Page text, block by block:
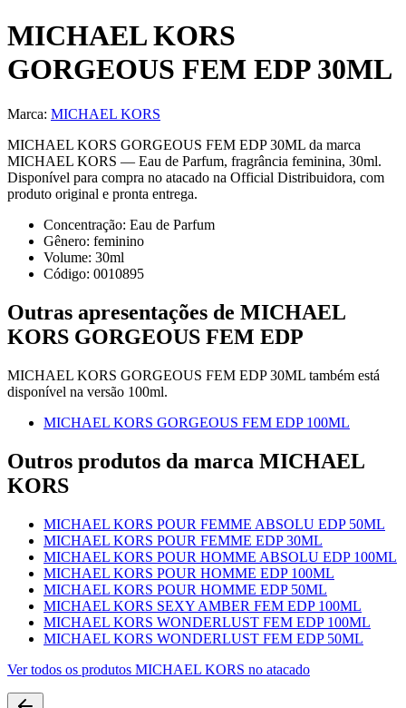
MICHAEL KORS
GORGEOUS FEM EDP 30ML
Marca: MICHAEL KORS
MICHAEL KORS GORGEOUS FEM EDP 30ML da marca
MICHAEL KORS — Eau de Parfum, fragrância feminina, 30ml.
Disponível para compra no atacado na Official Distribuidora, com
produto original e pronta entrega.
Concentração: Eau de Parfum
Gênero: feminino
Volume: 30ml
Código: 0010895
Outras apresentações de MICHAEL
KORS GORGEOUS FEM EDP
MICHAEL KORS GORGEOUS FEM EDP 30ML também está
disponível na versão 100ml.
MICHAEL KORS GORGEOUS FEM EDP 100ML
Outros produtos da marca MICHAEL
KORS
MICHAEL KORS POUR FEMME ABSOLU EDP 50ML
MICHAEL KORS POUR FEMME EDP 30ML
MICHAEL KORS POUR HOMME ABSOLU EDP 100ML
MICHAEL KORS POUR HOMME EDP 100ML
MICHAEL KORS POUR HOMME EDP 50ML
MICHAEL KORS SEXY AMBER FEM EDP 100ML
MICHAEL KORS WONDERLUST FEM EDP 100ML
MICHAEL KORS WONDERLUST FEM EDP 50ML
Ver todos os produtos MICHAEL KORS no atacado